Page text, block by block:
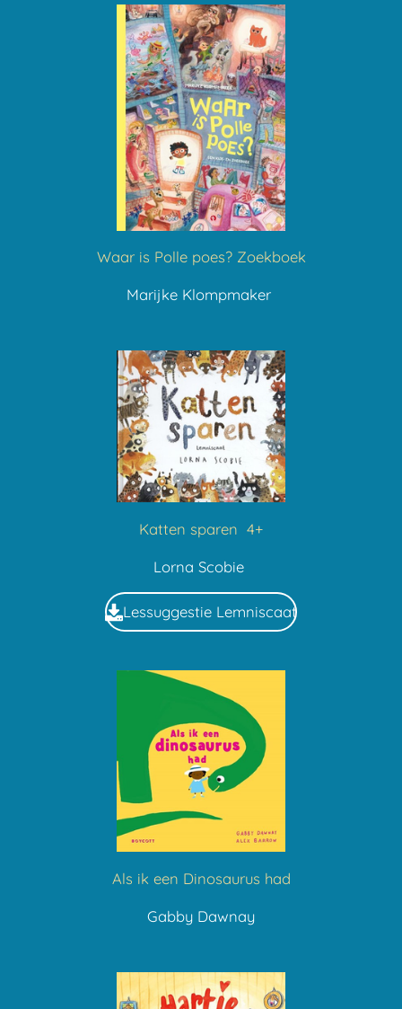
Waar is Polle poes? Zoekboek
Marijke Klompmaker
Katten sparen 4+
Lorna Scobie
Lessuggestie Lemniscaat
Als ik een Dinosaurus had
Gabby Dawnay